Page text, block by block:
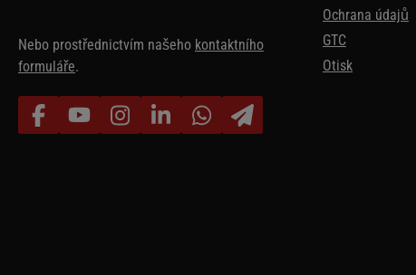
Nebo prostřednictvím našeho kontaktního
formuláře.
Ochrana údajů
GTC
Otisk